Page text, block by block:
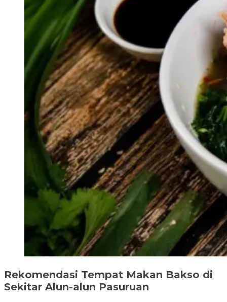
Rekomendasi Tempat Makan Bakso di
Sekitar Alun-alun Pasuruan